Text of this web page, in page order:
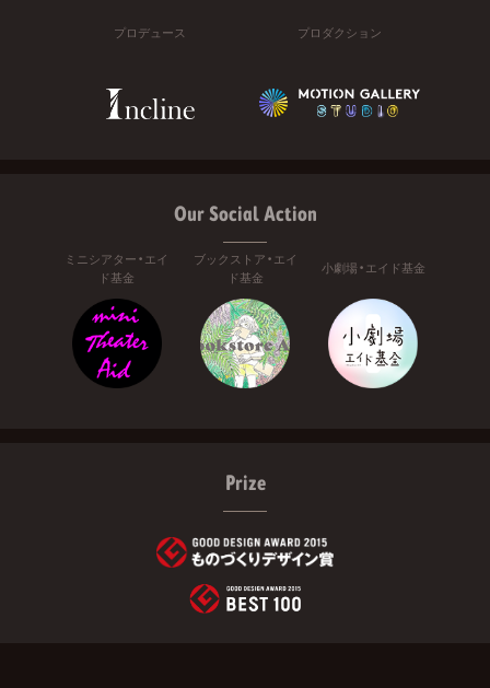
プロデュース プロダクション
Our Social Action
ミニシアター・エイ
ド基金
ブックストア・エイ
ド基金
小劇場・エイド基金
Prize